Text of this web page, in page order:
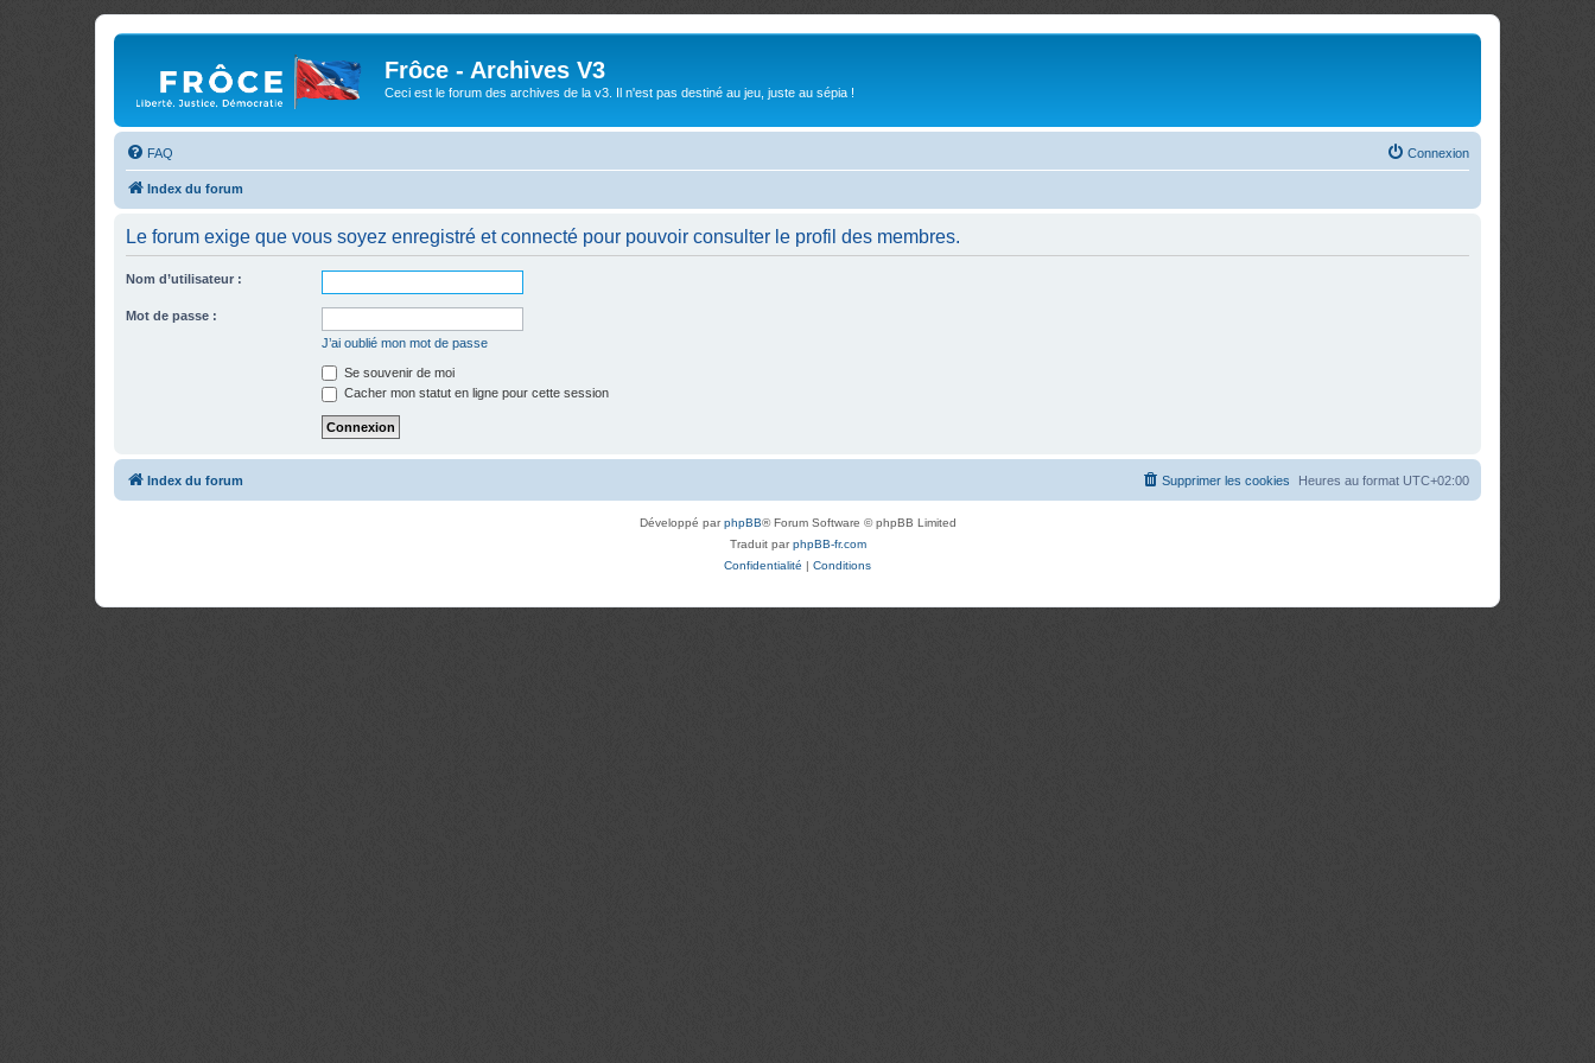
Frôce - Archives V3
Ceci est le forum des archives de la v3. Il n'est pas destiné au jeu, juste au sépia !
FAQ Connexion
Index du forum
Le forum exige que vous soyez enregistré et connecté pour pouvoir consulter le profil des membres.
Nom d’utilisateur :
Mot de passe :
J’ai oublié mon mot de passe
Se souvenir de moi
Cacher mon statut en ligne pour cette session
Index du forum Heures au format UTC+02:00
Supprimer les cookies
Développé parphpBB® Forum Software © phpBB Limited
Traduit parphpBB-fr.com
Confidentialité | Conditions